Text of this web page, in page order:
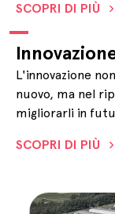
SCOPRI DI PIÙ
L'innovazione
nuovo, ma nel
migliorarli in
SCOPRI DI PIÙ